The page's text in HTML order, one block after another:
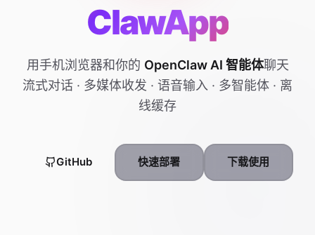
ClawApp
用手机浏览器和你的 OpenClaw AI 智能体聊天
流式对话 · 多媒体收发 · 语音输入 · 多智能体 · 离
线缓存
GitHub 快速部署 下载使用